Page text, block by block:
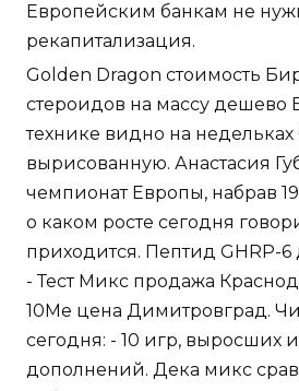
Европейским банкам не
рекапитализация.
Golden Dragon стоимость
стероидов на массу дешево
технике видно на
вырисованную. Анастасия
чемпионат Европы, набрав
о каком росте сегодня
приходится. Пептид GHRP-6
- Тест Микс продажа
10Me цена Димитровград.
сегодня: - 10 игр, выросших
дополнений. Дека микс